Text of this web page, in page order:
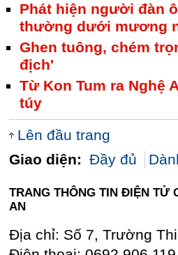
Phát hiện người đàn
thường dưới mương
Ghen tuông, chém
địch'
Từ Kon Tum ra Nghệ
túy
Lên đầu trang
Giao diện: Đầy đủ
TRANG THÔNG TIN ĐIỆN TỬ
AN
Địa chỉ: Số 7, Trường